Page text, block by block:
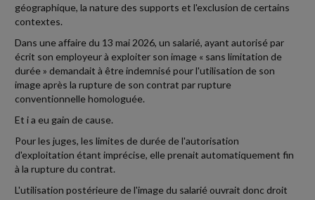
géographique, la nature des supports et l'exclusion de certains
contextes.
Dans une affaire du 13 mai 2026, un salarié, ayant autorisé par
écrit son employeur à exploiter son image « sans limitation de
durée » demandait à être indemnisé pour l'utilisation de son
image après la rupture de son contrat par rupture
conventionnelle homologuée.
Et i a eu gain de cause.
Pour les juges, les limites de durée de l'autorisation
d'exploitation étant imprécise, elle prenait automatiquement fin
à la rupture du contrat.
L'utilisation postérieure de l'image du salarié ouvrait donc droit